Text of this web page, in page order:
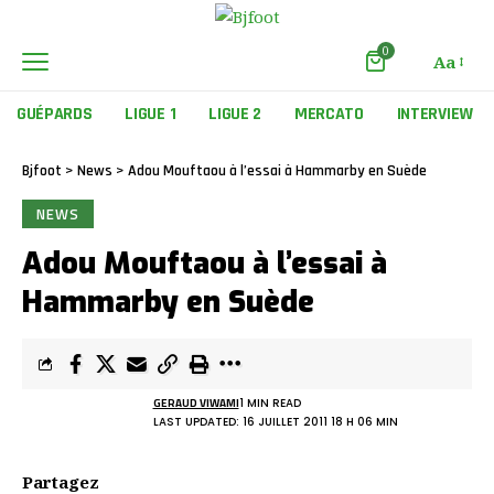
0
Font
Aa
GUÉPARDS LIGUE 1 LIGUE 2 MERCATO INTERVIEW
Bjfoot > News > Adou Mouftaou à l’essai à Hammarby en Suède
NEWS
Adou Mouftaou à l’essai à
Hammarby en Suède
LAST UPDATED: 16 JUILLET 2011 18 H 06 MIN
GERAUD VIWAMI1 MIN READ
Partagez